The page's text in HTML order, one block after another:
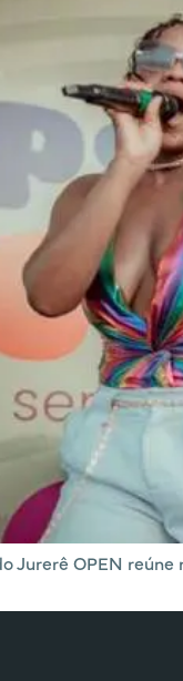
Jurerê OPEN